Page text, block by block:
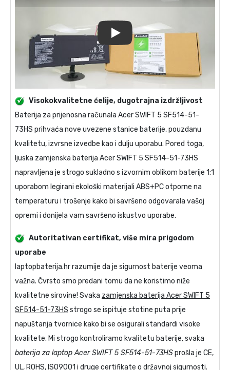
Visokokvalitetne ćelije, dugotrajna izdržljivost
Baterija za prijenosna računala Acer SWIFT 5 SF514-51-
73HS prihvaća nove uvezene stanice baterije, pouzdanu
kvalitetu, izvrsne izvedbe kao i dulju uporabu. Pored toga,
ljuska zamjenska baterija Acer SWIFT 5 SF514-51-73HS
napravljena je strogo sukladno s izvornim oblikom baterije 1:1
uporabom legirani ekološki materijali ABS+PC otporne na
temperaturu i trošenje kako bi savršeno odgovarala vašoj
opremi i donijela vam savršeno iskustvo uporabe.
Autoritativan certifikat, više mira prigodom
uporabe
laptopbaterija.hr razumije da je sigurnost baterije veoma
važna. Čvrsto smo predani tomu da ne koristimo niže
kvalitetne sirovine! Svaka zamjenska baterija Acer SWIFT 5
SF514-51-73HS strogo se ispituje stotine puta prije
napuštanja tvornice kako bi se osigurali standardi visoke
kvalitete. Mi strogo kontroliramo kvalitetu baterije, svaka
baterija za laptop Acer SWIFT 5 SF514-51-73HSprošla je CE,
UL, ROHS, ISO9001 i druge certifikate o državnoj sigurnosti.